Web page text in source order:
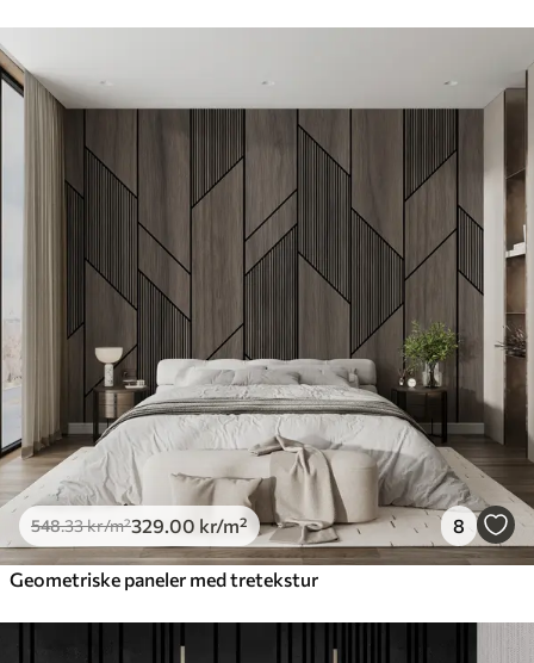
548.33kr/m²329 .00 kr/m² 8
Geometriske paneler med tretekstur